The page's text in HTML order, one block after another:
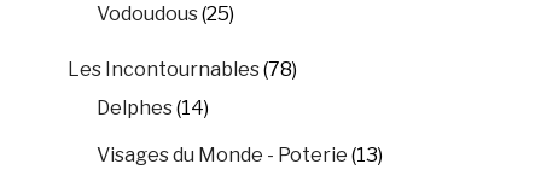
Vodoudous(25)
Les Incontournables(78)
Delphes(14)
Visages du Monde - Poterie (13)